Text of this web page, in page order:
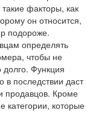
факторы, как
он относится,
подороже.
определять
чтобы не
Функция
в последствии даст
продавцов. Кроме
категории, которые